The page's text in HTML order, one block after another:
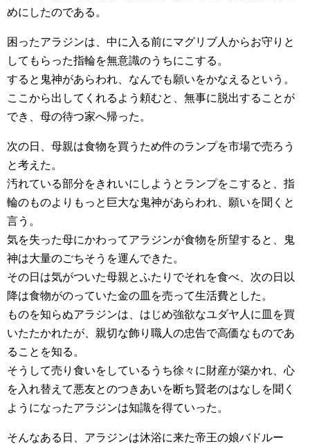
めにしたのである。
困ったアラジンは、中に入る前にマグリブ人からお守りと
してもらった指輪を無意識のうちにこする。
すると鬼神があらわれ、なんでも願いをかなえるという。
ここから出してくれるよう頼むと、無事に脱出することが
でき、母の待つ家へ帰った。
次の日、母親は食物を買うため件のランプを市場で売ろう
と考えた。
汚れている部分をきれいにしようとランプをこすると、指
輪のものよりもっと巨大な鬼神があらわれ、願いを聞くと
言う。
気を失った母にかわってアラジンが食物を所望すると、鬼
神は大量のごちそうを運んできた。
その日は気がついた母親とふたりでそれを食べ、次の日以
降は食物がのっていた金の皿を売って生活費とした。
ものを知らぬアラジンは、はじめ強欲なユダヤ人に皿を買
いたたかれたが、親切な飾り職人の忠告で高価なものであ
ることを知る。
そうして売り食いをしているうち徐々に財産が築かれ、心
を入れ替えて悪友とのつきあいを断ち賢老のはなしを聞く
ようになったアラジンは知識を得ていった。
そんなある日、アラジンは沐浴に来た帝王の娘バドルー